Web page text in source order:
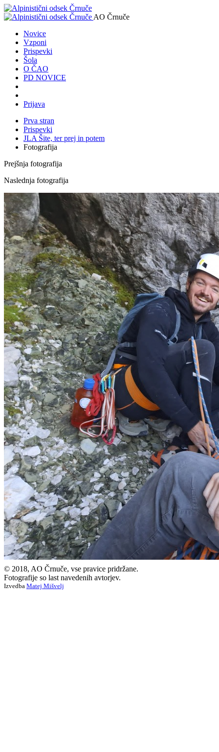
AO Črnuče
Novice
Vzponi
Prispevki
Šola
O ČAO
PD NOVICE
Prijava
Prva stran
Prispevki
JLA Šite, ter prej in potem
Fotografija
Prejšnja fotografija
Naslednja fotografija
© 2018, AO Črnuče, vse pravice pridržane.
Fotografije so last navedenih avtorjev.
Izvedba Matej Mišvelj